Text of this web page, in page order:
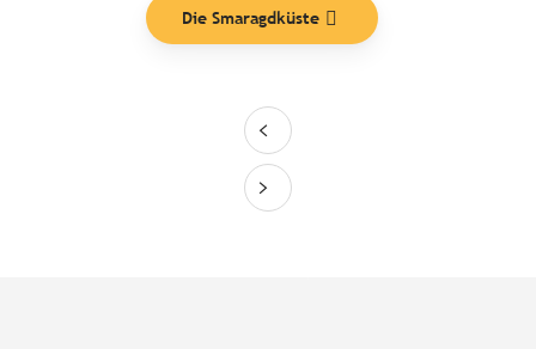
Die Smaragdküste